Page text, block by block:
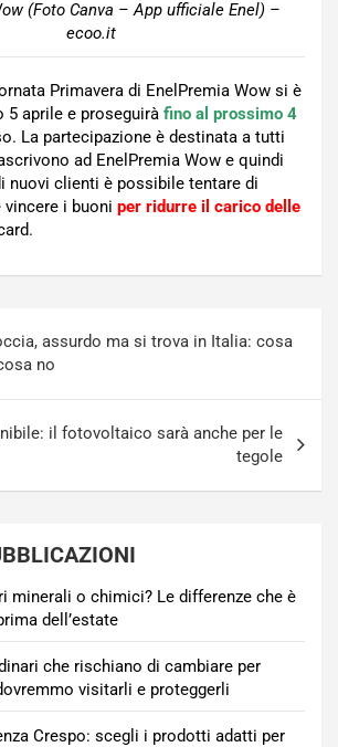
(Foto Canva – App ufficiale Enel) –
ecoo.it
Primavera di EnelPremia Wow si è
aprile e proseguirà fino al prossimo 4
La partecipazione è destinata a tutti
ad EnelPremia Wow e quindi
nuovi clienti è possibile tentare di
vincere i buoni per ridurre il carico delle
assurdo ma si trova in Italia: cosa
no
il fotovoltaico sarà anche per le
tegole
minerali o chimici? Le differenze che è
dell’estate
che rischiano di cambiare per
visitarli e proteggerli
Crespo: scegli i prodotti adatti per